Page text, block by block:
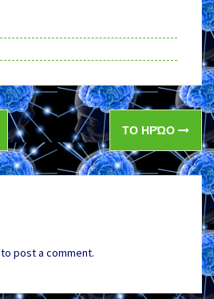
ΤΟ ΗΡΏΟ
to post a comment.